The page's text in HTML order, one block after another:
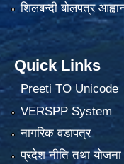
शिलबन्दी बोलपत्र
Quick Links
Preeti TO Unicode
VERSPP System
नागरिक वडापत्र
प्रदेश नीति तथा